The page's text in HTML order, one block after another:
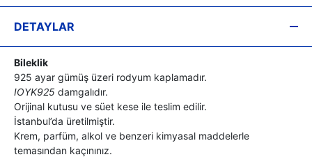
DETAYLAR
Bileklik
925 ayar gümüş üzeri rodyum kaplamadır.
IOYK925 damgalıdır.
Orijinal kutusu ve süet kese ile teslim edilir.
İstanbul’da üretilmiştir.
Krem, parfüm, alkol ve benzeri kimyasal maddelerle
temasından kaçınınız.